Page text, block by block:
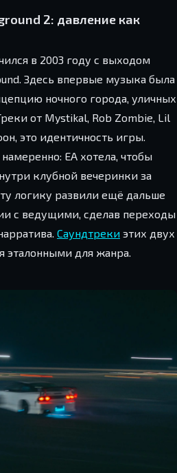
2: давление как
в 2003 году с выходом
Здесь впервые музыка была
ночного города, уличных
от Mystikal, Rob Zombie, Lil
это идентичность игры.
EA хотела, чтобы
клубной вечеринки за
логику развили ещё дальше
с ведущими, сделав переходы
Саундтреки этих двух
эталонными для жанра.